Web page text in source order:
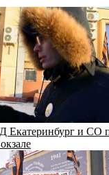
Екатеринбург и СО